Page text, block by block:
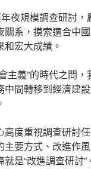
夜規模調查研討
系，摸索適合中
宏大成績。
主義”的時代之問
間轉移到經濟建
度重視調查研討
要方式、改進作
是“改進調查研討